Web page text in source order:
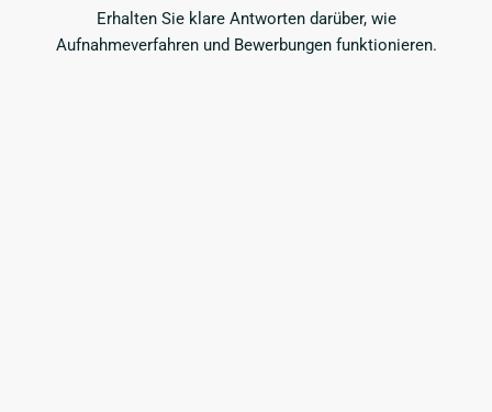
Erhalten Sie klare Antworten darüber, wie
Aufnahmeverfahren und Bewerbungen funktionieren.